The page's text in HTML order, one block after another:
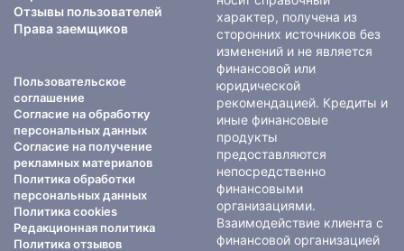
Отзывы пользователей
Права заемщиков
Пользовательское
соглашение
Согласие на обработку
персональных данных
Согласие на получение
рекламных материалов
Политика обработки
персональных данных
Политика cookies
Редакционная политика
Политика отзывов
характер, получена из
сторонних источников без
изменений и не является
финансовой или
юридической
рекомендацией. Кредиты и
иные финансовые
продукты
предоставляются
непосредственно
финансовыми
организациями.
Взаимодействие клиента с
финансовой организацией